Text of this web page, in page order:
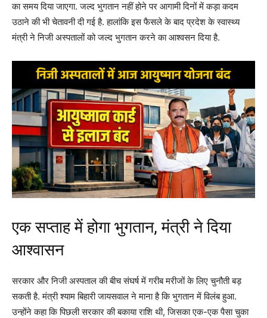
का समय दिया जाएगा. जल्द भुगतान नहीं होने पर आगामी दिनों में कड़ा कदम
उठाने की भी चेतावनी दी गई है. हालांकि इस फैसले के बाद प्रदेश के स्वास्थ्य
मंत्री ने निजी अस्पतालों को जल्द भुगतान करने का आश्वसन दिया है.
एक सप्ताह में होगा भुगतान, मंत्री ने दिया
आश्वासन
सरकार और निजी अस्पताल की बीच संघर्ष में गरीब मरीजों के लिए चुनौती बड़
सकती है. मंत्री श्याम बिहारी जायसवाल ने माना है कि भुगतान में विलंब हुआ.
उन्होंने कहा कि पिछली सरकार की बकाया राशि थी, जिसका एक-एक पैसा चुका